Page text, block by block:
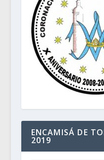
ENCAMISÁ DE
2019